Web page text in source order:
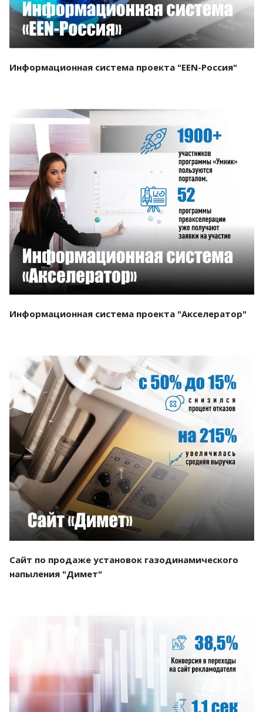
Информационная система проекта "EEN-Россия"
Смотреть проект
Информационная система проекта "Акселератор"
Смотреть проект
Сайт по продаже установок газодинамического
напыления "Димет"